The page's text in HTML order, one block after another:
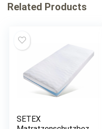
Related Products
SETEX